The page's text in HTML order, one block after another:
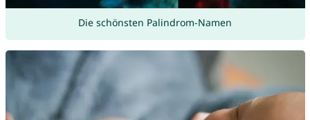
Die schönsten Palindrom-Namen